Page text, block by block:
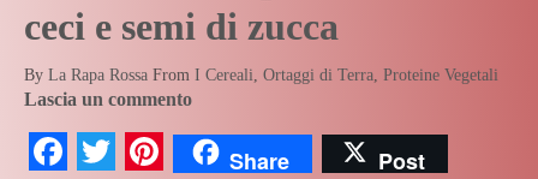
ceci e semi di zucca
By La Rapa Rossa From I Cereali Ortaggi di Terra Proteine Vegetali
Lascia un commento
Facebook
TwitterPinterest
Share Post